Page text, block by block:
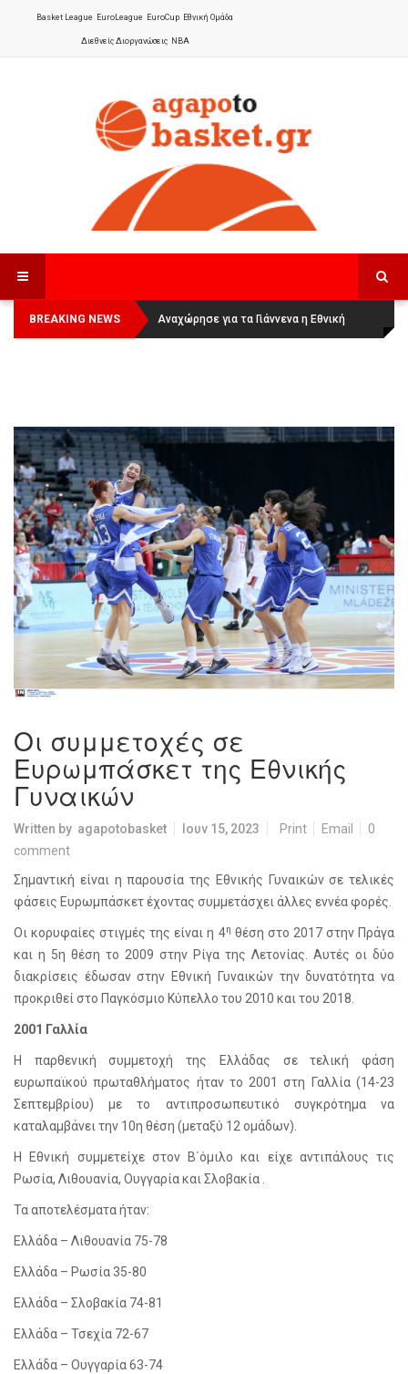
Basket League EuroLeague EuroCup Εθνική Ομάδα
Διεθνείς Διοργανώσεις NBA
BREAKING NEWS
Οι Πάνθηρες Καβάλας στην Women
Basketball League 1
Αναχώρησε για τα Γιάννενα η Εθνική
Γυναικών:
Οι συμμετοχές σε
Ευρωμπάσκετ της Εθνικής
Γυναικών
Written by agapotobasket Ιουν 15, 2023 Print Email
0
comment
Σημαντική είναι η παρουσία της Εθνικής Γυναικών σε τελικές
φάσεις Ευρωμπάσκετ έχοντας συμμετάσχει άλλες εννέα φορές.
Οι κορυφαίες στιγμές της είναι η 4η θέση στο 2017 στην Πράγα
και η 5η θέση το 2009 στην Ρίγα της Λετονίας. Αυτές οι δύο
διακρίσεις έδωσαν στην Εθνική Γυναικών την δυνατότητα να
προκριθεί στο Παγκόσμιο Κύπελλο του 2010 και του 2018.
2001 Γαλλία
Η παρθενική συμμετοχή της Ελλάδας σε τελική φάση
ευρωπαϊκού πρωταθλήματος ήταν το 2001 στη Γαλλία (14-23
Σεπτεμβρίου) με το αντιπροσωπευτικό συγκρότημα να
καταλαμβάνει την 10η θέση (μεταξύ 12 ομάδων).
Η Εθνική συμμετείχε στον Β΄όμιλο και είχε αντιπάλους τις
Ρωσία, Λιθουανία, Ουγγαρία και Σλοβακία .
Τα αποτελέσματα ήταν:
Ελλάδα – Λιθουανία 75-78
Ελλάδα – Ρωσία 35-80
Ελλάδα – Σλοβακία 74-81
Ελλάδα – Τσεχία 72-67
Ελλάδα – Ουγγαρία 63-74